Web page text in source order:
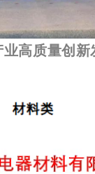
高质量创